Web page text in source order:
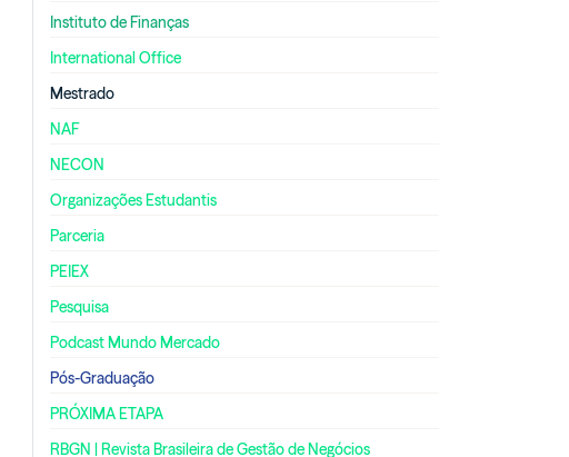
Instituto de Finanças
International Office
Mestrado
NAF
NECON
Organizações Estudantis
Parceria
PEIEX
Pesquisa
Podcast Mundo Mercado
Pós-Graduação
PRÓXIMA ETAPA
RBGN | Revista Brasileira de Gestão de Negócios